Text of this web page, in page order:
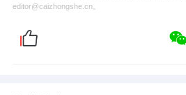
editor@caizhongshe.cn。